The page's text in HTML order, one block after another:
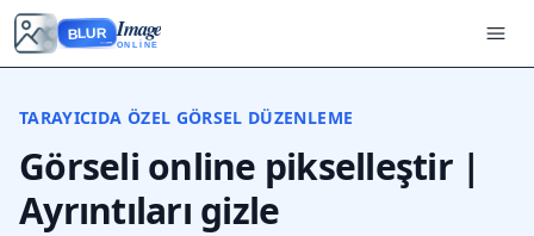
BLUR Image
ONLINE
TARAYICIDA ÖZEL GÖRSEL DÜZENLEME
Görseli online pikselleştir |
Ayrıntıları gizle